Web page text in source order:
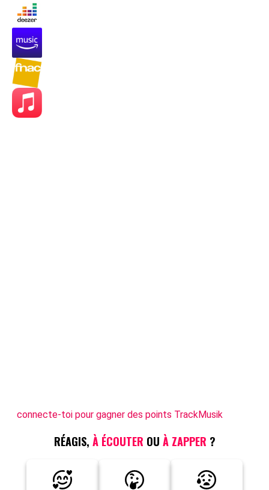
connecte-toi pour gagner des points TrackMusik
RÉAGIS, À ÉCOUTER OU À ZAPPER ?